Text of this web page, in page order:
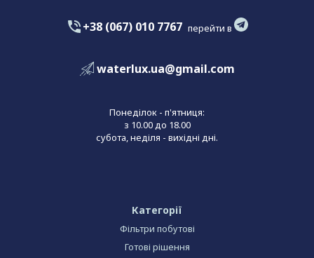
+38 (067) 010 7767 перейти в
waterlux.ua@gmail.com
Понеділок - п'ятниця:
з 10.00 до 18.00
субота, неділя - вихідні дні.
Категорії
Фільтри побутові
Готові рішення